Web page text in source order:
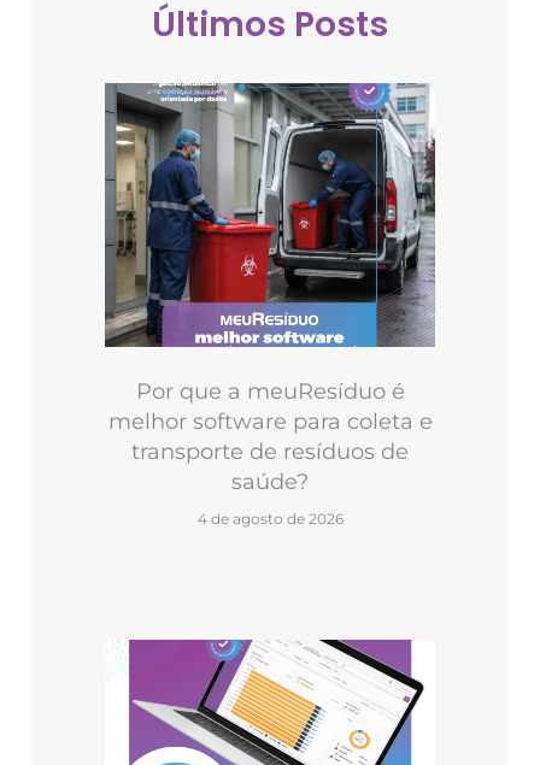
Últimos Posts
Por que a meuResíduo é
melhor software para coleta e
transporte de resíduos de
saúde?
4 de agosto de 2026